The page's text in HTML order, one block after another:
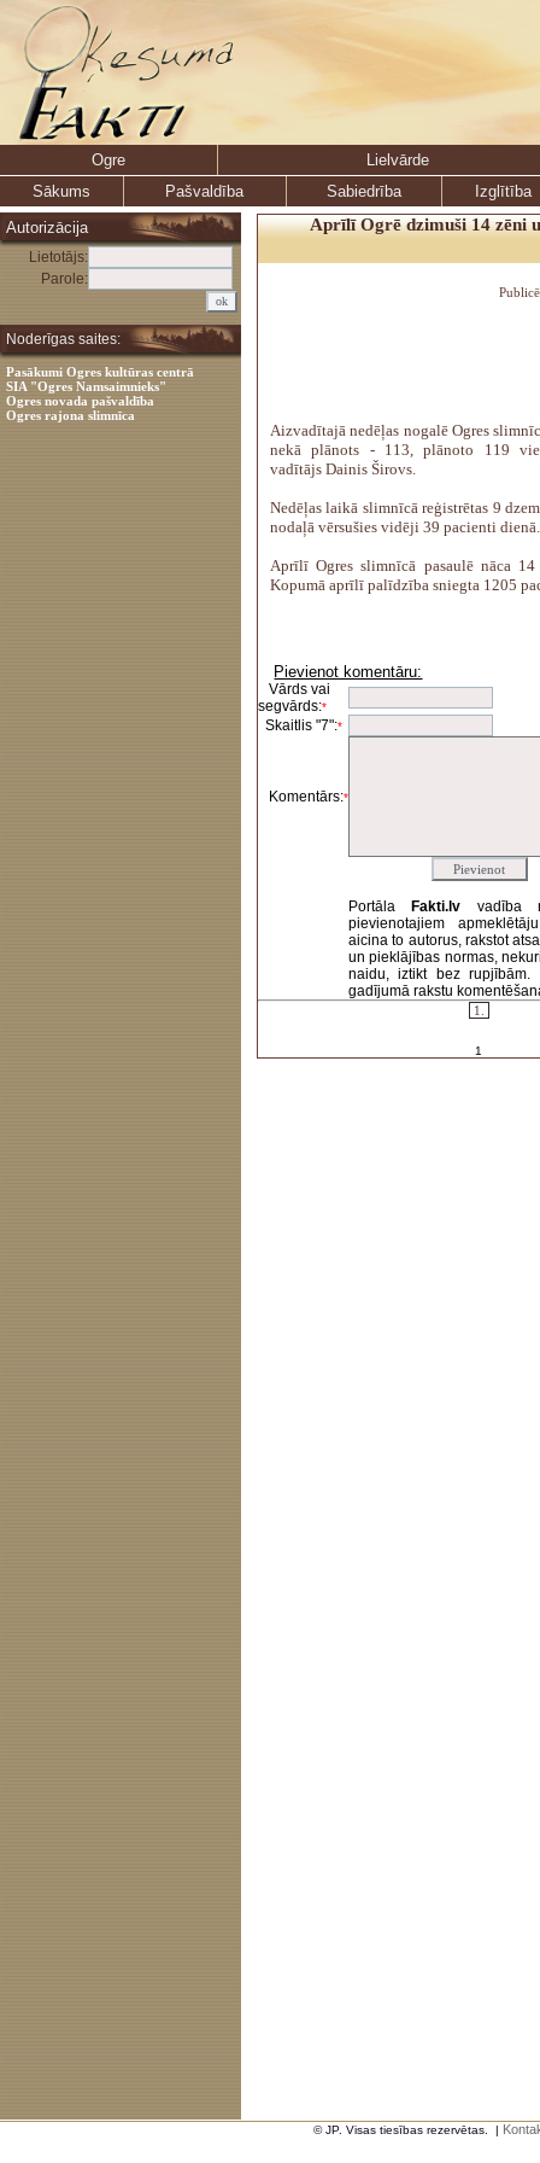
Ogre
Lielvārde
Sākums
Pašvaldība Sabiedrība
Izglītība
Autorizācija
Lietotājs:
Parole:
Noderīgas saites:
Pasākumi Ogres kultūras centrā
SIA "Ogres Namsaimnieks"
Ogres novada pašvaldība
Ogres rajona slimnīca
Aprīlī Ogrē dzimuši 14 zēni
Aizvadītajā nedēļas nogalē Ogres
nekā plānots - 113, plānoto 119
vadītājs Dainis Širovs.
Nedēļas laikā slimnīcā reģistrētas 9
nodaļā vērsušies vidēji 39 pacienti dienā.
Aprīlī Ogres slimnīcā pasaulē nāca
Kopumā aprīlī palīdzība sniegta 1205
Pievienot komentāru:
Vārds vai
segvārds:*
Skaitlis "7":*
Komentārs:*
Portāla Fakti.lv vadība
pievienotajiem
aicina to autorus, rakstot
un pieklājības normas,
naidu, iztikt bez rupjībām.
gadījumā rakstu
1.
1
© JP. Visas tiesības rezervētas. |